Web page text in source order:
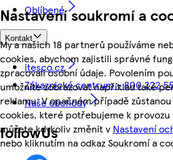
Nastavení soukromí a
My a našich 18 partnerů používáme
cookies, abychom zajistili správné
zpracovali osobní údaje. Povolením
umožníte zobrazovat například také
reklamu. V opačném případě
cookies, které potřebujeme k provozu
můžete kdykoliv změnit v Nastavení
nebo kliknutím na odkaz Soukromí a
Oblíbené
Kontakt
itesco.cz
Zákaznické centrum - 800 222
Naše obchody
followUs